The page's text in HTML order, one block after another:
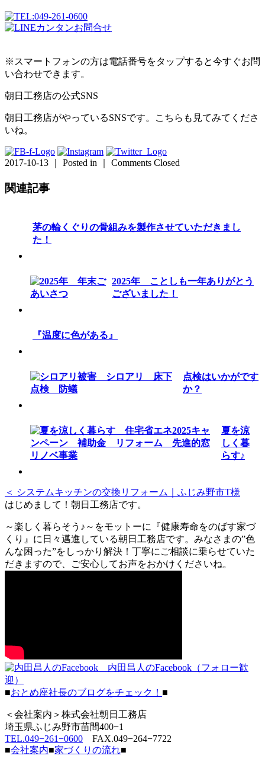
※スマートフォンの方は電話番号をタップすると今すぐお問
い合わせできます。
朝日工務店の公式SNS
朝日工務店がやっているSNSです。こちらも見てみてくださ
いね。
2017-10-13 ｜ Posted in ｜ Comments Closed
関連記事
茅の輪くぐりの骨組みを製作させていただきまし
た！
2025年 ことしも一年ありがとう
ございました！
『温度に色がある』
点検はいかがです
か？
夏を涼
しく暮
らす♪
＜ システムキッチンの交換リフォーム｜ふじみ野市T様
はじめまして！朝日工務店です。
～楽しく暮らそう♪～をモットーに『健康寿命をのばす家づ
くり』に日々邁進している朝日工務店です。みなさまの”色
んな困った”をしっかり解決！丁寧にご相談に乗らせていた
だきますので、ご安心してお声をおかけくださいね。
内田昌人のFacebook（フォロー歓
迎）
■おとめ座社長のブログをチェック！ ■
＜会社案内＞株式会社朝日工務店
埼玉県ふじみ野市苗間400−1
TEL.049−261−0600 FAX.049−264−7722
■会社案内■家づくりの流れ■